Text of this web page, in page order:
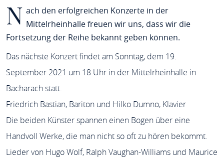
N ach den erfolgreichen Konzerte in der
Mittelrheinhalle freuen wir uns, dass wir die
Fortsetzung der Reihe bekannt geben können.
Das nächste Konzert findet am Sonntag, dem 19.
September 2021 um 18 Uhr in der Mittelrheinhalle in
Bacharach statt.
Friedrich Bastian, Bariton und Hilko Dumno, Klavier
Die beiden Künster spannen einen Bogen über eine
Handvoll Werke, die man nicht so oft zu hören bekommt.
Lieder von Hugo Wolf, Ralph Vaughan-Williams und Maurice